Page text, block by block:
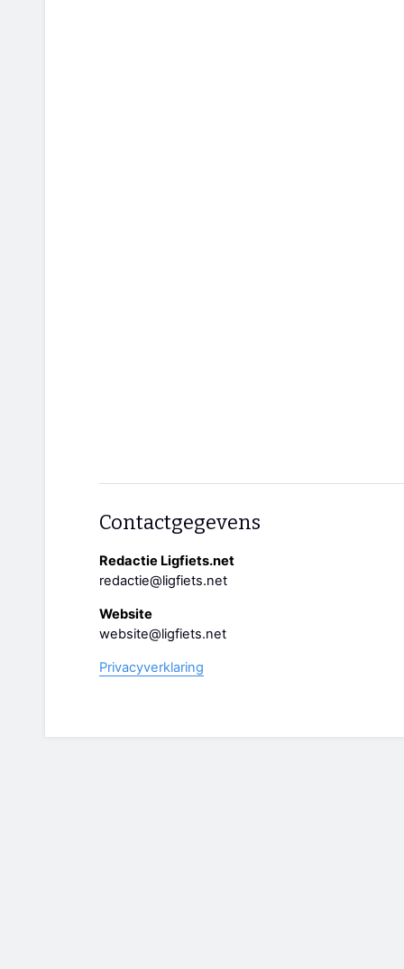
Contactgegevens
Redactie Ligfiets.net
redactie@ligfiets.net
Website
website@ligfiets.net
Privacyverklaring